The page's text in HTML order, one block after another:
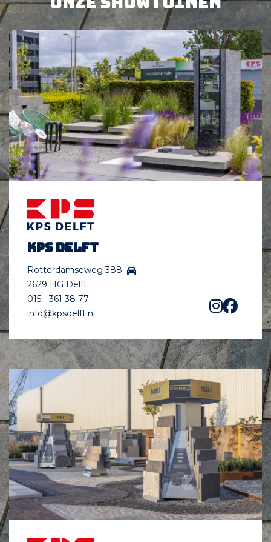
KPS Delft
Rotterdamseweg 388
2629 HG Delft
015 - 361 38 77
info@kpsdelft.nl